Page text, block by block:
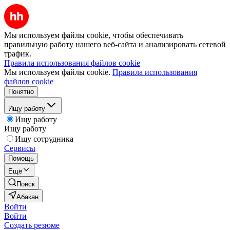
Мы используем файлы cookie, чтобы обеспечивать
правильную работу нашего веб-сайта и анализировать сетевой
трафик.
Правила использования файлов cookie
Мы используем файлы cookie. Правила использования
файлов cookie
Понятно
Ищу работу
Ищу работу
Ищу работу
Ищу сотрудника
Сервисы
Помощь
Ещё
Поиск
Абакан
Войти
Войти
Создать резюме